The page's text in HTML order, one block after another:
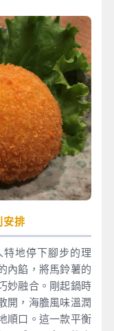
排
地停下腳步的理
內餡，將馬鈴薯的
妙融合。剛起鍋時
開，海膽風味溫潤
順口。這一款平衡